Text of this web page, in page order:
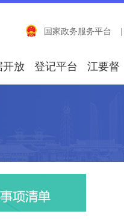
国家政务服务平台
开放 登记平台 江要督